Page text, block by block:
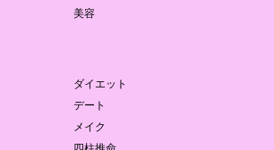
美容
ダイエット
デート
メイク